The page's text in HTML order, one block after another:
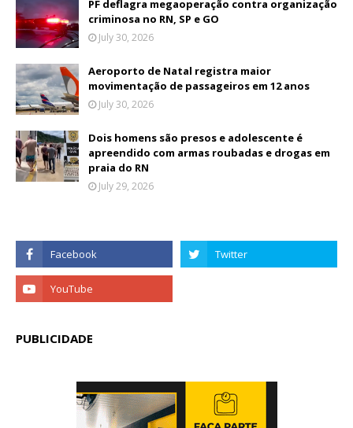
PF deflagra megaoperação contra organização
criminosa no RN, SP e GO
July 30, 2026
Aeroporto de Natal registra maior
movimentação de passageiros em 12 anos
July 30, 2026
Dois homens são presos e adolescente é
apreendido com armas roubadas e drogas em
praia do RN
July 29, 2026
PUBLICIDADE